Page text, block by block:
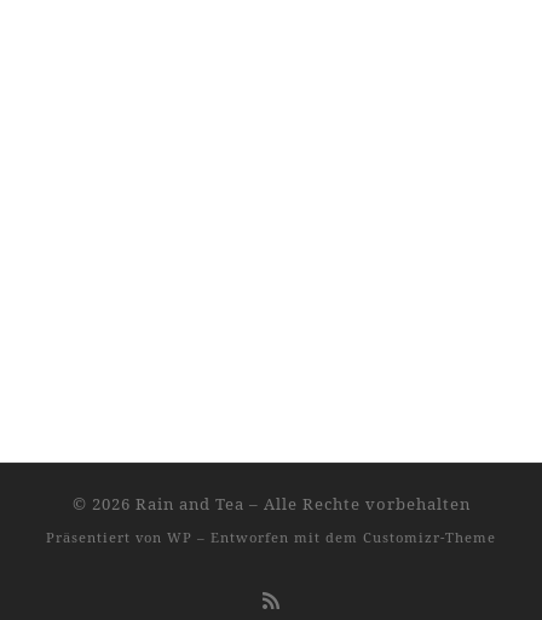
© 2026 Rain and Tea – Alle Rechte vorbehalten
Präsentiert von WP – Entworfen mit dem Customizr-Theme